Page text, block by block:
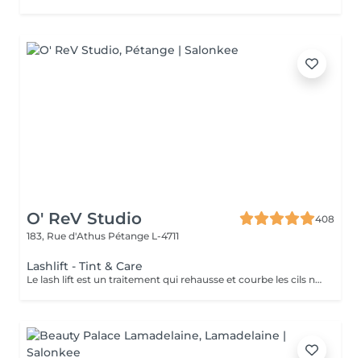
O' ReV Studio
408
183, Rue d'Athus Pétange L-4711
Lashlift - Tint & Care
Le lash lift est un traitement qui rehausse et courbe les cils naturels pour un effet plus long et volumineux, sans extensions. Le résultat donne des cils bien définis et ouverts, pour un regard intensifié qui dure entre six et huit semaines. Cette prestation inclut la teinture et le soin des cils.